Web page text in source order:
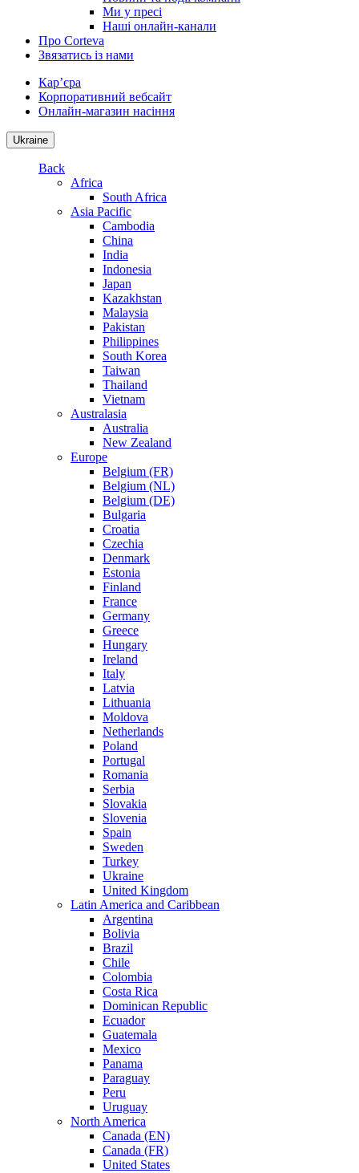
Ми у пресі
Наші онлайн-канали
Про Corteva
Звязатись із нами
Кар’єра
Корпоративний вебсайт
Онлайн-магазин насіння
Ukraine
Back
Africa
South Africa
Asia Pacific
Cambodia
China
India
Indonesia
Japan
Kazakhstan
Malaysia
Pakistan
Philippines
South Korea
Taiwan
Thailand
Vietnam
Australasia
Australia
New Zealand
Europe
Belgium (FR)
Belgium (NL)
Belgium (DE)
Bulgaria
Croatia
Czechia
Denmark
Estonia
Finland
France
Germany
Greece
Hungary
Ireland
Italy
Latvia
Lithuania
Moldova
Netherlands
Poland
Portugal
Romania
Serbia
Slovakia
Slovenia
Spain
Sweden
Turkey
Ukraine
United Kingdom
Latin America and Caribbean
Argentina
Bolivia
Brazil
Chile
Colombia
Costa Rica
Dominican Republic
Ecuador
Guatemala
Mexico
Panama
Paraguay
Peru
Uruguay
North America
Canada (EN)
Canada (FR)
United States